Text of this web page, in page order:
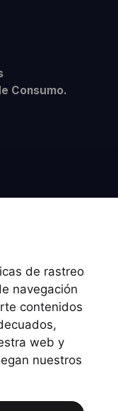
de rastreo
navegación
contenidos
web y
nuestros
Consumo.